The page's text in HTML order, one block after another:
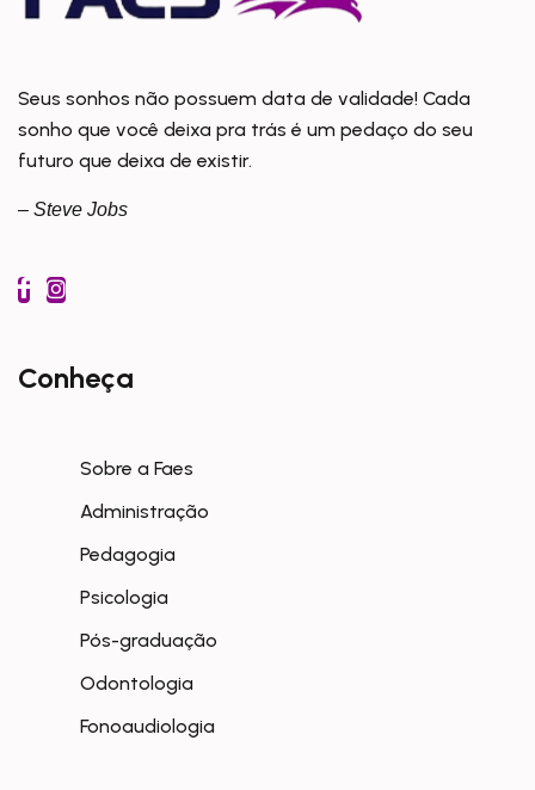
Seus sonhos não possuem data de validade! Cada
sonho que você deixa pra trás é um pedaço do seu
futuro que deixa de existir.
– Steve Jobs
Conheça
Sobre a Faes
Administração
Pedagogia
Psicologia
Pós-graduação
Odontologia
Fonoaudiologia